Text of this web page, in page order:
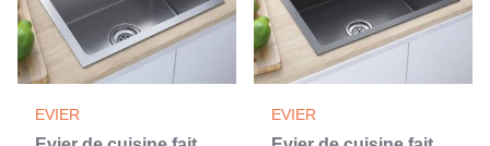
EVIER EVIER